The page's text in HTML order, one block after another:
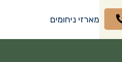
מארזי ניחומים